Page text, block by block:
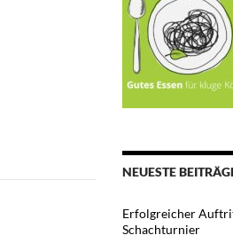
NEUESTE
Erfolgreicher
Schachturnier